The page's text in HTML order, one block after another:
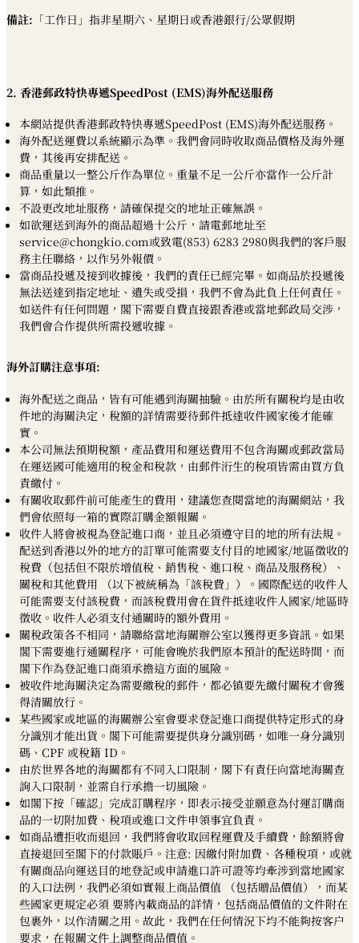
備註: 「工作日」指非星期六、星期日或香港銀行/公眾假期
2. 香港郵政特快專遞SpeedPost (EMS)海外配送服務
本網站提供香港郵政特快專遞SpeedPost (EMS)海外配送服務。
海外配送運費以系統顯示為準。我們會同時收取商品價格及海外運
費，其後再安排配送。
商品重量以一整公斤作為單位。重量不足一公斤亦當作一公斤計
算，如此類推。
不設更改地址服務，請確保提交的地址正確無誤。
如欲運送到海外的商品超過十公斤，請電郵地址至
service@chongkio.com或致電(853) 6283 2980與我們的客戶服
務主任聯絡，以作另外報價。
當商品投遞及接到收據後，我們的責任已經完畢。如商品於投遞後
無法送達到指定地址、遺失或受損，我們不會為此負上任何責任。
如送件有任何問題，閣下需要自費直接跟香港或當地郵政局交涉，
我們會合作提供所需投遞收據。
海外訂購注意事項:
海外配送之商品，皆有可能遇到海關抽驗。由於所有關稅均是由收
件地的海關決定，稅額的詳情需要待郵件抵達收件國家後才能確
實。
本公司無法預期稅額，產品費用和運送費用不包含海關或郵政當局
在運送國可能適用的稅金和稅款，由郵件洐生的稅項皆需由買方負
責繳付。
有關收取郵件前可能產生的費用，建議您查閱當地的海關網站，我
們會依照每一箱的實際訂購金額報關。
收件人將會被視為登記進口商，並且必須遵守目的地的所有法規。
配送到香港以外的地方的訂單可能需要支付目的地國家/地區徵收的
稅費（包括但不限於增值稅、銷售稅、進口稅、商品及服務稅）、
關稅和其他費用 （以下被統稱為「該稅費」）。國際配送的收件人
可能需要支付該稅費，而該稅費用會在貨件抵達收件人國家/地區時
徵收。收件人必須支付通關時的額外費用。
關稅政策各不相同，請聯絡當地海關辦公室以獲得更多資訊。如果
閣下需要進行通關程序，可能會晚於我們原本預計的配送時間，而
閣下作為登記進口商須承擔這方面的風險。
被收件地海關決定為需要繳稅的郵件，都必镇要先繳付關稅才會獲
得清關放行。
某些國家或地區的海關辦公室會要求登記進口商提供特定形式的身
分識別才能出貨。閣下可能需要提供身分識別碼，如唯一身分識別
碼、CPF 或稅籍 ID。
由於世界各地的海關都有不同入口限制，閣下有責任向當地海關查
詢入口限制，並需自行承擔一切風險。
如閣下按「確認」完成訂購程序，即表示接受並願意為付運訂購商
品的一切附加費、稅項或進口文件申領事宜負責。
如商品遭拒收而退回，我們將會收取回程運費及手續費，餘額將會
直接退回至閣下的付款賬戶。注意: 因繳付附加費、各種稅項，或就
有關商品向運送目的地登記或申請進口許可證等均牽涉到當地國家
的入口法例，我們必須如實報上商品價值 （包括贈品價值），而某
些國家更規定必須 要將內載商品的詳情，包括商品價值的文件附在
包裹外，以作清關之用。故此，我們在任何情況下均不能夠按客户
要求，在報關文件上調整商品價值。